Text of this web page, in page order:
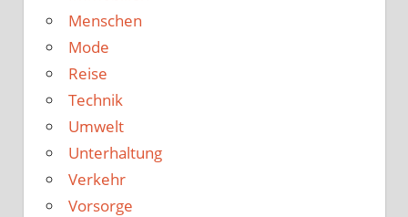
Menschen
Mode
Reise
Technik
Umwelt
Unterhaltung
Verkehr
Vorsorge